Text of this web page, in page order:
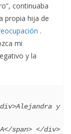
continuaba
propia hija de
.
mi
y la
span> </div>